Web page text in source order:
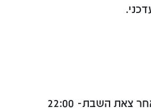
השבת- 22:00